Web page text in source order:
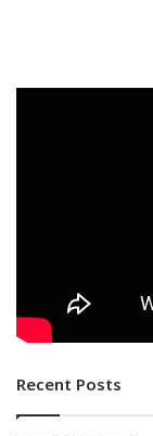
Recent Posts